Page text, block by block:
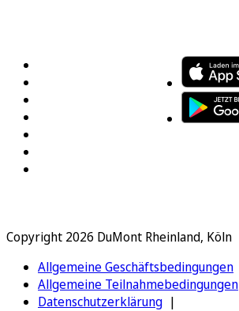
Copyright 2026 DuMont Rheinland, Köln
Allgemeine Geschäftsbedingungen
Allgemeine Teilnahmebedingungen
Datenschutzerklärung